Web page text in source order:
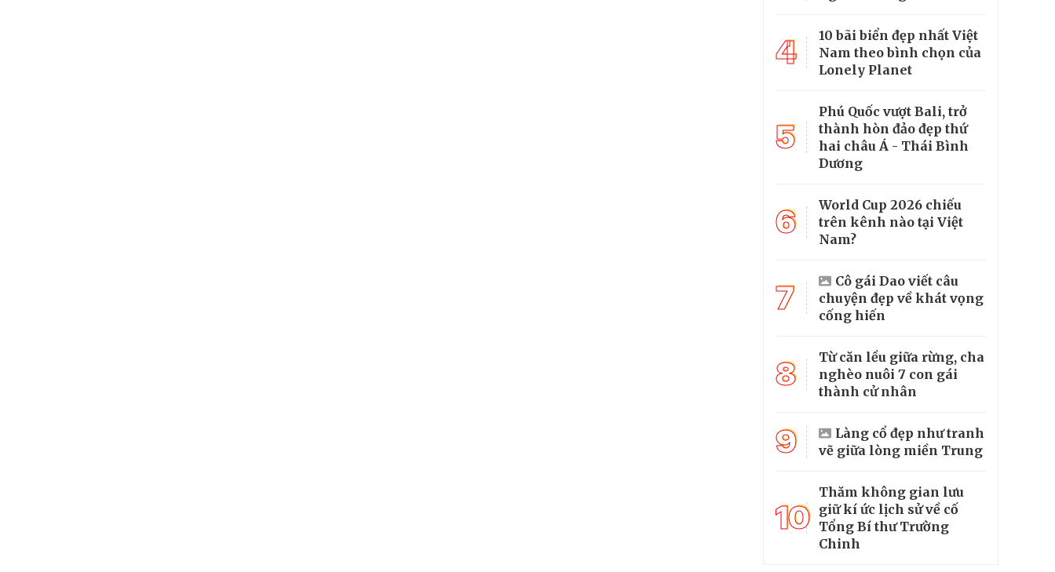
4
10 bãi biển đẹp nhất Việt
Nam theo bình chọn của
Lonely Planet
5
Phú Quốc vượt Bali, trở
thành hòn đảo đẹp thứ
hai châu Á - Thái Bình
Dương
6
World Cup 2026 chiếu
trên kênh nào tại Việt
Nam?
7
Cô gái Dao viết câu
chuyện đẹp về khát vọng
cống hiến
8
Từ căn lều giữa rừng, cha
nghèo nuôi 7 con gái
thành cử nhân
9
Làng cổ đẹp như tranh
vẽ giữa lòng miền Trung
10
Thăm không gian lưu
giữ kí ức lịch sử về cố
Tổng Bí thư Trường
Chinh